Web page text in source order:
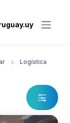
Logística